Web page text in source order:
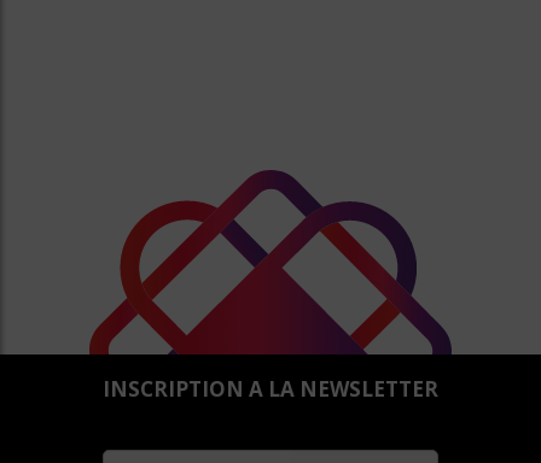
INSCRIPTION A LA NEWSLETTER